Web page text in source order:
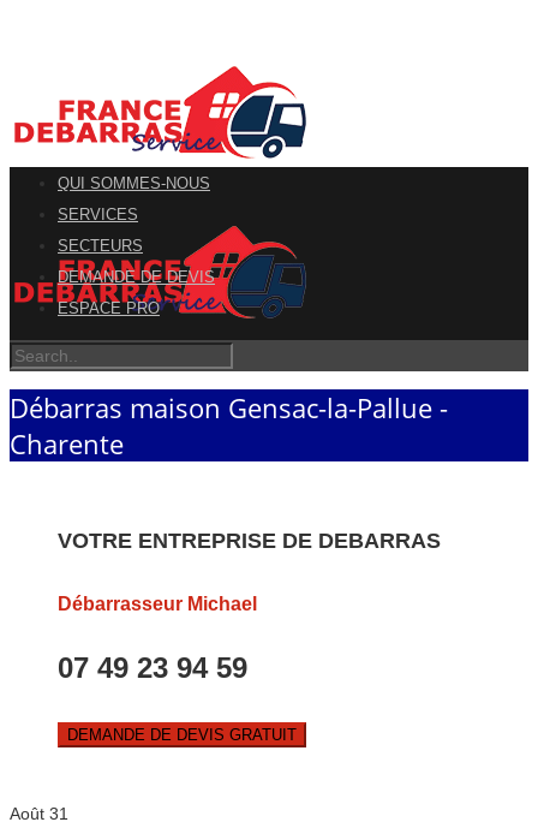
QUI SOMMES-NOUS
SERVICES
SECTEURS
DEMANDE DE DEVIS
ESPACE PRO
Débarras maison Gensac-la-Pallue -
Charente
VOTRE ENTREPRISE DE DEBARRAS
Débarrasseur Michael
07 49 23 94 59
DEMANDE DE DEVIS GRATUIT
Août 31